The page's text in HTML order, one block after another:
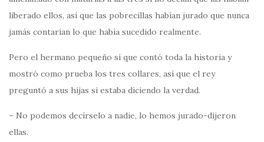
liberado ellos, así que las pobrecillas habían jurado que nunca
jamás contarían lo que había sucedido realmente.
Pero el hermano pequeño sí que contó toda la historia y
mostró como prueba los tres collares, así que el rey
preguntó a sus hijas si estaba diciendo la verdad.
– No podemos decírselo a nadie, lo hemos jurado-dijeron
ellas.